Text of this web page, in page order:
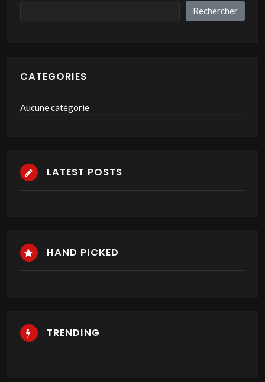
Rechercher
CATEGORIES
Aucune catégorie
LATEST POSTS
HAND PICKED
TRENDING